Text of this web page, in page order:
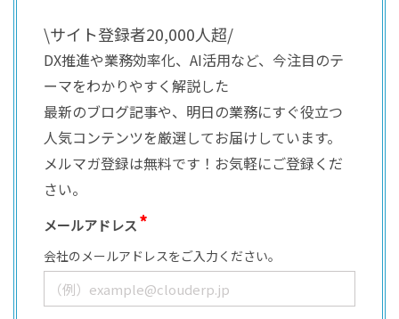
\サイト登録者20,000人超/
DX推進や業務効率化、AI活用など、今注目のテ
ーマをわかりやすく解説した
最新のブログ記事や、明日の業務にすぐ役立つ
人気コンテンツを厳選してお届けしています。
メルマガ登録は無料です！お気軽にご登録くだ
さい。
メールアドレス
会社のメールアドレスをご入力ください。